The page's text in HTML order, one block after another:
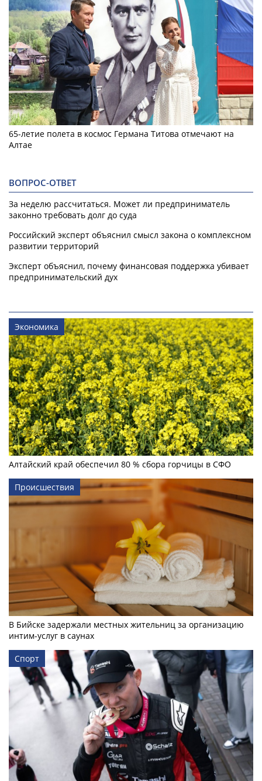
65-летие полета в космос Германа Титова отмечают на
Алтае
ВОПРОС-ОТВЕТ
За неделю рассчитаться. Может ли предприниматель
законно требовать долг до суда
Российский эксперт объяснил смысл закона о комплексном
развитии территорий
Эксперт объяснил, почему финансовая поддержка убивает
предпринимательский дух
Экономика
Алтайский край обеспечил 80 % сбора горчицы в СФО
Происшествия
В Бийске задержали местных жительниц за организацию
интим-услуг в саунах
Спорт